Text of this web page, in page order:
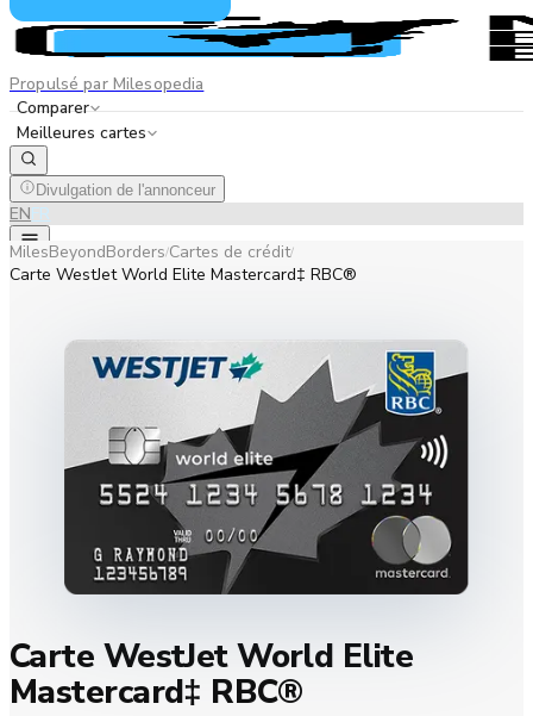
Propulsé par Milesopedia
Comparer
Meilleures cartes
Divulgation de l'annonceur
ENFR
MilesBeyondBorders/Cartes de crédit/
Carte WestJet World Elite Mastercard‡ RBC®
Carte WestJet World Elite
Mastercard‡ RBC®